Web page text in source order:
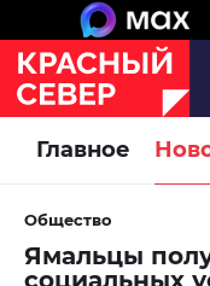
Главное
Общество
Ямальцы